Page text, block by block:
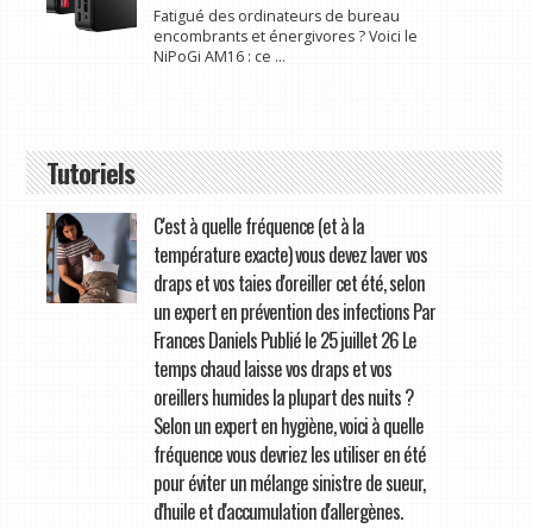
Fatigué des ordinateurs de bureau
encombrants et énergivores ? Voici le
NiPoGi AM16 : ce ...
Tutoriels
C'est à quelle fréquence (et à la
température exacte) vous devez laver vos
draps et vos taies d'oreiller cet été, selon
un expert en prévention des infections Par
Frances Daniels Publié le 25 juillet 26 Le
temps chaud laisse vos draps et vos
oreillers humides la plupart des nuits ?
Selon un expert en hygiène, voici à quelle
fréquence vous devriez les utiliser en été
pour éviter un mélange sinistre de sueur,
d'huile et d'accumulation d'allergènes.